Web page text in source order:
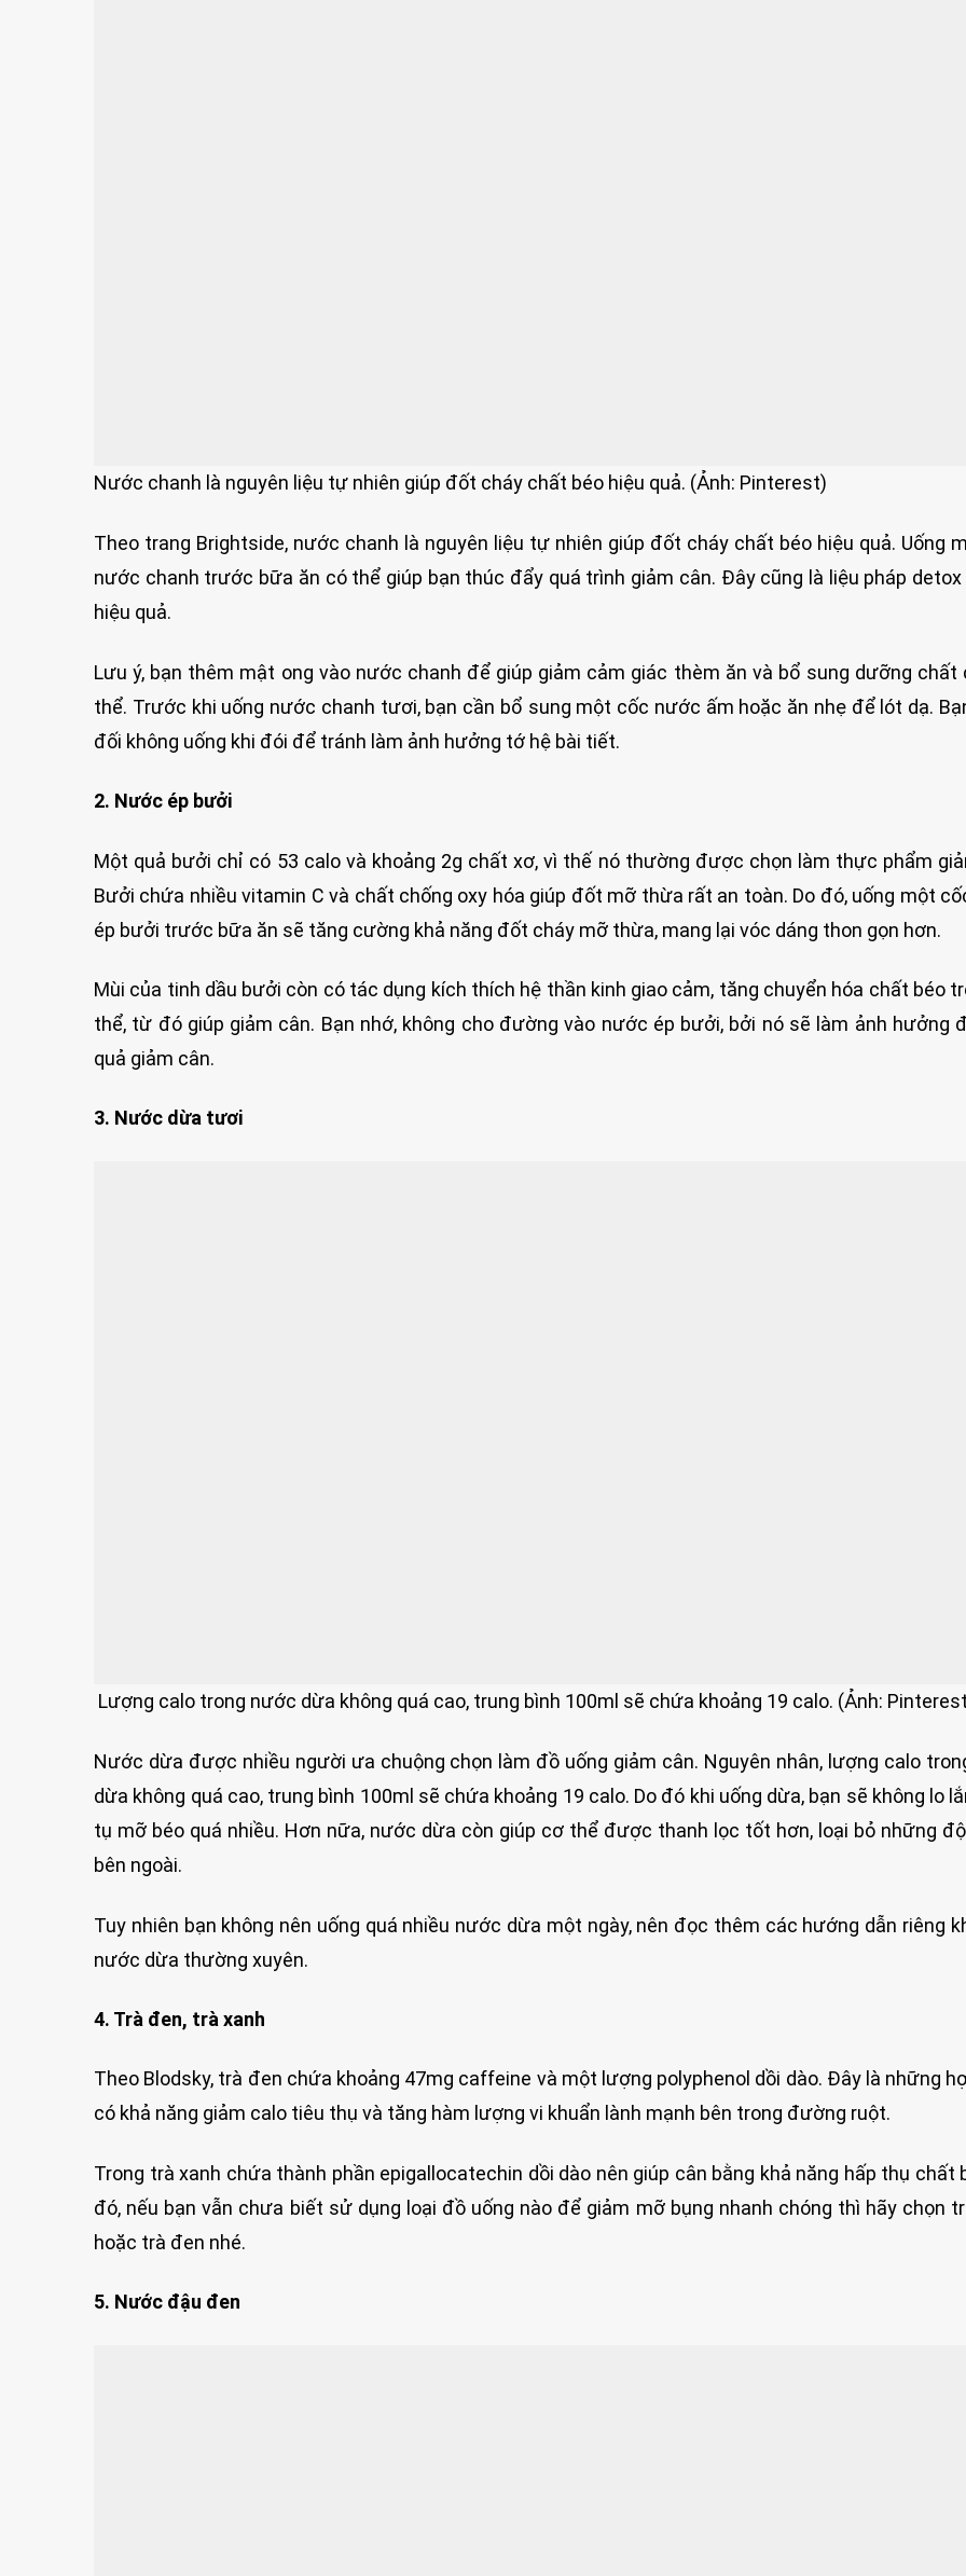
Nước chanh là nguyên liệu tự nhiên giúp đốt cháy chất béo hiệu quả. (Ảnh: Pinterest)
Theo trang Brightside, nước chanh là nguyên liệu tự nhiên giúp đốt cháy chất béo hiệu quả. Uống
nước chanh trước bữa ăn có thể giúp bạn thúc đẩy quá trình giảm cân. Đây cũng là liệu pháp
hiệu quả.
Lưu ý, bạn thêm mật ong vào nước chanh để giúp giảm cảm giác thèm ăn và bổ sung dưỡng chất
thể. Trước khi uống nước chanh tươi, bạn cần bổ sung một cốc nước ấm hoặc ăn nhẹ để lót dạ.
đối không uống khi đói để tránh làm ảnh hưởng tớ hệ bài tiết.
2. Nước ép bưởi
Một quả bưởi chỉ có 53 calo và khoảng 2g chất xơ, vì thế nó thường được chọn làm thực phẩm
Bưởi chứa nhiều vitamin C và chất chống oxy hóa giúp đốt mỡ thừa rất an toàn. Do đó, uống một
ép bưởi trước bữa ăn sẽ tăng cường khả năng đốt cháy mỡ thừa, mang lại vóc dáng thon gọn hơn.
Mùi của tinh dầu bưởi còn có tác dụng kích thích hệ thần kinh giao cảm, tăng chuyển hóa chất béo
thể, từ đó giúp giảm cân. Bạn nhớ, không cho đường vào nước ép bưởi, bởi nó sẽ làm ảnh hưởng
quả giảm cân.
3. Nước dừa tươi
Lượng calo trong nước dừa không quá cao, trung bình 100ml sẽ chứa khoảng 19 calo. (Ảnh:
Nước dừa được nhiều người ưa chuộng chọn làm đồ uống giảm cân. Nguyên nhân, lượng calo
dừa không quá cao, trung bình 100ml sẽ chứa khoảng 19 calo. Do đó khi uống dừa, bạn sẽ không lo
tụ mỡ béo quá nhiều. Hơn nữa, nước dừa còn giúp cơ thể được thanh lọc tốt hơn, loại bỏ những
bên ngoài.
Tuy nhiên bạn không nên uống quá nhiều nước dừa một ngày, nên đọc thêm các hướng dẫn riêng
nước dừa thường xuyên.
4. Trà đen, trà xanh
Theo Blodsky, trà đen chứa khoảng 47mg caffeine và một lượng polyphenol dồi dào. Đây là những
có khả năng giảm calo tiêu thụ và tăng hàm lượng vi khuẩn lành mạnh bên trong đường ruột.
Trong trà xanh chứa thành phần epigallocatechin dồi dào nên giúp cân bằng khả năng hấp thụ chất
đó, nếu bạn vẫn chưa biết sử dụng loại đồ uống nào để giảm mỡ bụng nhanh chóng thì hãy chọn
hoặc trà đen nhé.
5. Nước đậu đen